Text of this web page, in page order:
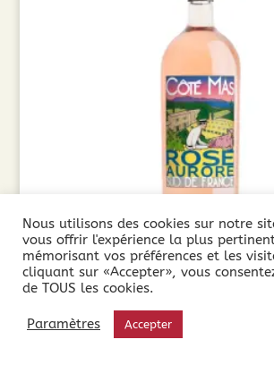
Côté Mas, Rosé Aurore Magnum
11,90€
Nous utilisons des cookies sur notre
vous offrir l'expérience la plus
mémorisant vos préférences et les
cliquant sur «Accepter», vous
de TOUS les cookies.
Paramètres Accepter